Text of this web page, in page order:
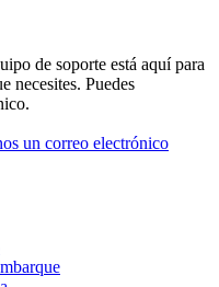
de soporte está aquí para
necesites. Puedes
un correo electrónico